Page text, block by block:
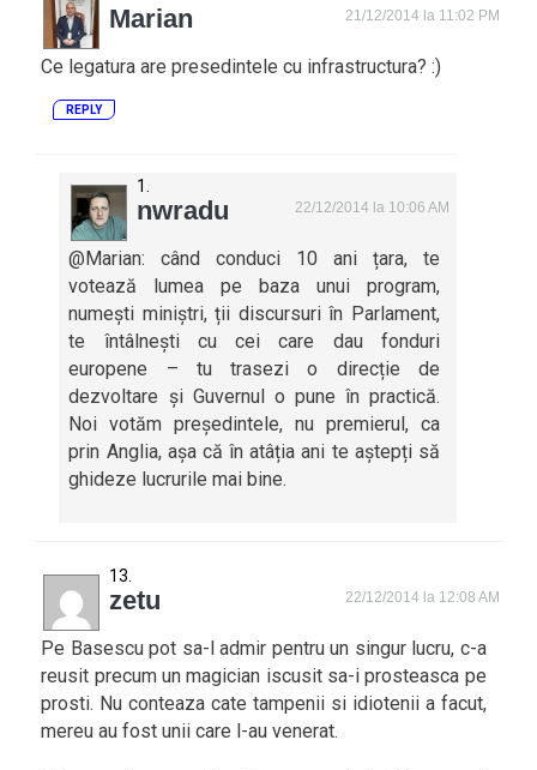
Marian 21/12/2014 la 11:02 PM
Ce legatura are presedintele cu infrastructura? :)
REPLY
nwradu 22/12/2014 la 10:06 AM
@Marian: când conduci 10 ani țara, te
votează lumea pe baza unui program,
numești miniștri, ții discursuri în Parlament,
te întâlnești cu cei care dau fonduri
europene – tu trasezi o direcție de
dezvoltare și Guvernul o pune în practică.
Noi votăm președintele, nu premierul, ca
prin Anglia, așa că în atâția ani te aștepți să
ghideze lucrurile mai bine.
zetu 22/12/2014 la 12:08 AM
Pe Basescu pot sa-l admir pentru un singur lucru, c-a
reusit precum un magician iscusit sa-i prosteasca pe
prosti. Nu conteaza cate tampenii si idiotenii a facut,
mereu au fost unii care l-au venerat.